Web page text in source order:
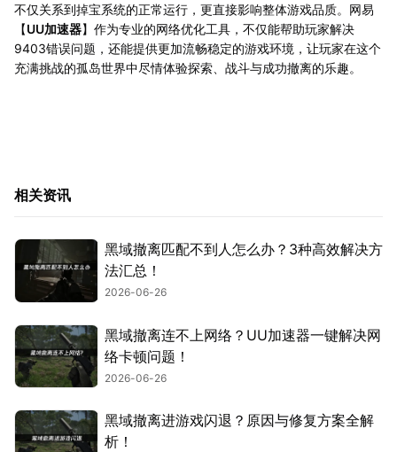
不仅关系到掉宝系统的正常运行，更直接影响整体游戏品质。网易
【UU加速器】作为专业的网络优化工具，不仅能帮助玩家解决
9403错误问题，还能提供更加流畅稳定的游戏环境，让玩家在这个
充满挑战的孤岛世界中尽情体验探索、战斗与成功撤离的乐趣。
相关资讯
黑域撤离匹配不到人怎么办？3种高效解决方
法汇总！
2026-06-26
黑域撤离连不上网络？UU加速器一键解决网
络卡顿问题！
2026-06-26
黑域撤离进游戏闪退？原因与修复方案全解
析！